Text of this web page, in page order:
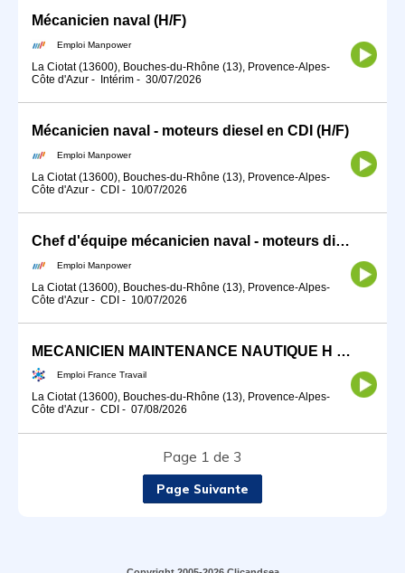
Mécanicien naval (H/F)
Emploi Manpower
La Ciotat (13600), Bouches-du-Rhône (13), Provence-Alpes-
Côte d'Azur - Intérim - 30/07/2026
Mécanicien naval - moteurs diesel en CDI (H/F)
Emploi Manpower
La Ciotat (13600), Bouches-du-Rhône (13), Provence-Alpes-
Côte d'Azur - CDI - 10/07/2026
Chef d'équipe mécanicien naval - moteurs diesel (H/F)
Emploi Manpower
La Ciotat (13600), Bouches-du-Rhône (13), Provence-Alpes-
Côte d'Azur - CDI - 10/07/2026
MECANICIEN MAINTENANCE NAUTIQUE H /F (H/F)
Emploi France Travail
La Ciotat (13600), Bouches-du-Rhône (13), Provence-Alpes-
Côte d'Azur - CDI - 07/08/2026
Page 1 de 3
Page Suivante